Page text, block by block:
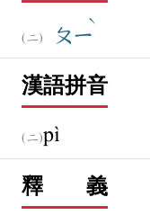
ㄆㄧ
ˋ
漢語拼音
pì
釋 義